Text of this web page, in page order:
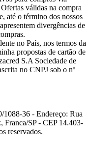
válidas na compra
até o término dos nossos
divergências de
no País, nos termos da
propostas de cartão de
S.A Sociedade de
no CNPJ sob o nº
36 - Endereço: Rua
SP - CEP 14.403-
reservados.